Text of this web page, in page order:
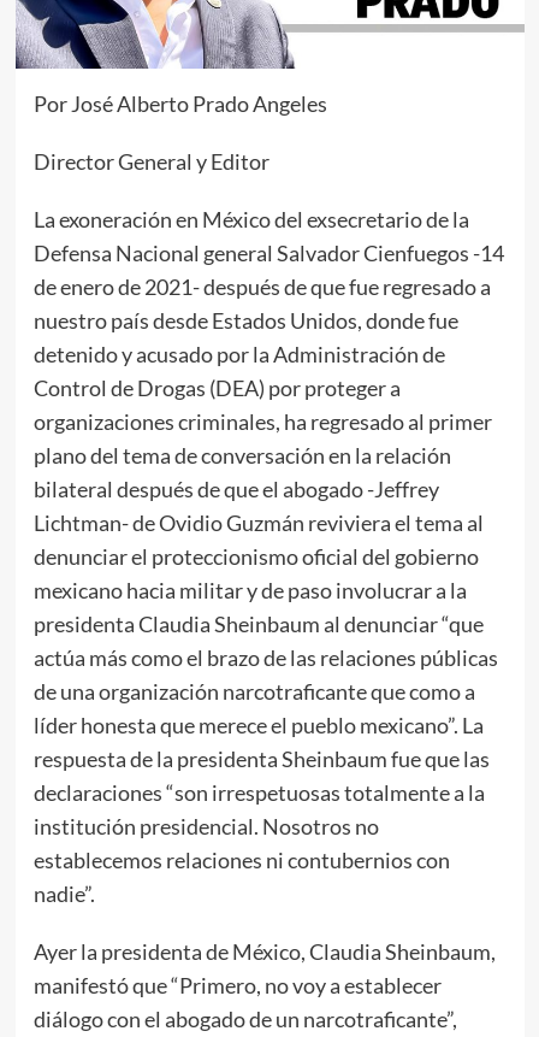
Por José Alberto Prado Angeles
Director General y Editor
La exoneración en México del exsecretario de la
Defensa Nacional general Salvador Cienfuegos -14
de enero de 2021- después de que fue regresado a
nuestro país desde Estados Unidos, donde fue
detenido y acusado por la Administración de
Control de Drogas (DEA) por proteger a
organizaciones criminales, ha regresado al primer
plano del tema de conversación en la relación
bilateral después de que el abogado -Jeffrey
Lichtman- de Ovidio Guzmán reviviera el tema al
denunciar el proteccionismo oficial del gobierno
mexicano hacia militar y de paso involucrar a la
presidenta Claudia Sheinbaum al denunciar “que
actúa más como el brazo de las relaciones públicas
de una organización narcotraficante que como a
líder honesta que merece el pueblo mexicano”. La
respuesta de la presidenta Sheinbaum fue que las
declaraciones “son irrespetuosas totalmente a la
institución presidencial. Nosotros no
establecemos relaciones ni contubernios con
nadie”.
Ayer la presidenta de México, Claudia Sheinbaum,
manifestó que “Primero, no voy a establecer
diálogo con el abogado de un narcotraficante”,